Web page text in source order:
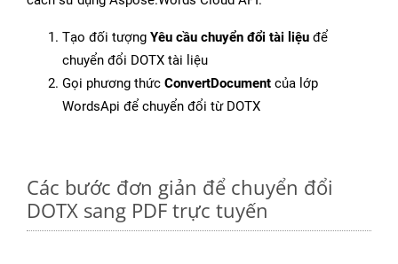
Tạo đối tượng Yêu cầu chuyển đổi tài liệu để
chuyển đổi DOTX tài liệu
Gọi phương thức ConvertDocument của lớp
WordsApi để chuyển đổi từ DOTX
Các bước đơn giản để chuyển đổi
DOTX sang PDF trực tuyến